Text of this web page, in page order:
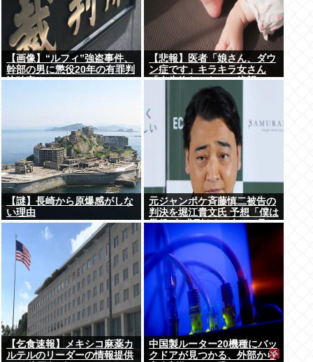
【画像】“ルフィ”強盗事件、
幹部の男に懲役20年の有罪判
決確定！！！
【悲報】医者「娘さん、ダウ
ン症です」キラキラ女さん
「人生終わった」⇒絶望
へ！！！！
【謎】長崎から原爆感がしな
い理由
元ジャンポケ斉藤慎二被告の
判決を堀江貴文氏 予想「僕は
懲役4年求刑され 2年6か月の
実刑だったが…」
【乞食速報】メキシコ麻薬カ
ルテルのリーダーの情報提供
中国製ルーター20機種にバッ
クドアが見つかる、外部から